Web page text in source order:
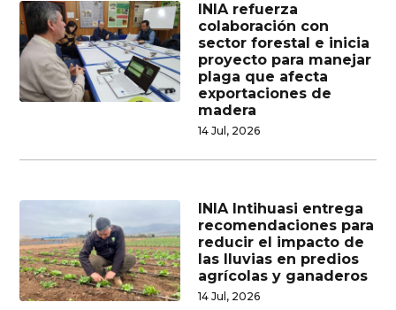
INIA refuerza
colaboración con
sector forestal e inicia
proyecto para manejar
plaga que afecta
exportaciones de
madera
14 Jul, 2026
INIA Intihuasi entrega
recomendaciones para
reducir el impacto de
las lluvias en predios
agrícolas y ganaderos
14 Jul, 2026